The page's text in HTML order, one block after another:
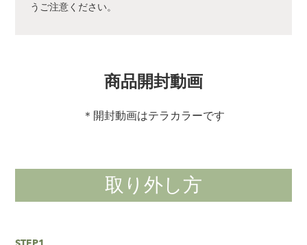
うご注意ください。
商品開封動画
＊開封動画はテラカラーです
取り外し方